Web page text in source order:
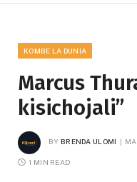
KOMBE LA DUNIA
Marcus
kisichojali”
BY BRENDA ULOMI
1 MIN READ